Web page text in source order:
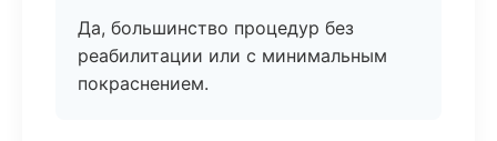
Да, большинство процедур без
реабилитации или с минимальным
покраснением.